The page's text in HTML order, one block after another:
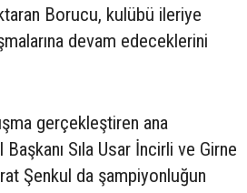
Borucu, kulübü ileriye
devam edeceklerini
gerçekleştiren ana
Sıla Usar İncirli ve Girne
Şenkul da şampiyonluğun